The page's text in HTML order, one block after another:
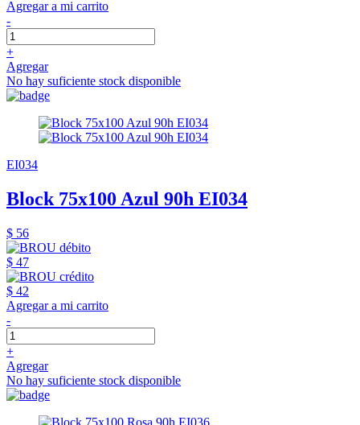
Agregar a mi carrito
-
+
Agregar
No hay suficiente stock disponible
EI034
Block 75x100 Azul 90h EI034
$ 56
$ 47
$ 42
Agregar a mi carrito
-
+
Agregar
No hay suficiente stock disponible